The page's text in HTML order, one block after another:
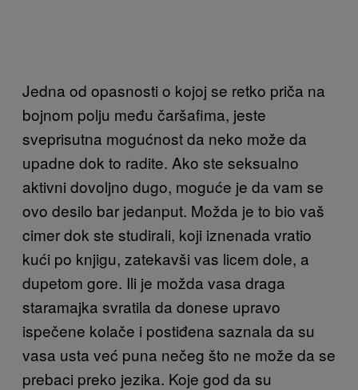
Jedna od opasnosti o kojoj se retko priča na
bojnom polju među čaršafima, jeste
sveprisutna mogućnost da neko može da
upadne dok to radite. Ako ste seksualno
aktivni dovoljno dugo, moguće je da vam se
ovo desilo bar jedanput. Možda je to bio vaš
cimer dok ste studirali, koji iznenada vratio
kući po knjigu, zatekavši vas licem dole, a
dupetom gore. Ili je možda vasa draga
staramajka svratila da donese upravo
ispečene kolače i postiđena saznala da su
vasa usta već puna nečeg što ne može da se
prebaci preko jezika. Koje god da su